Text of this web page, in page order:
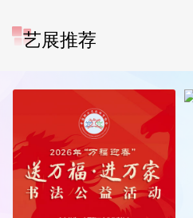
艺展推荐